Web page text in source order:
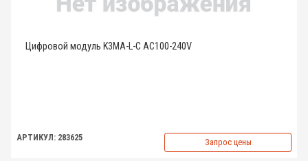
Цифровой модуль K3MA-L-C AC100-240V
АРТИКУЛ: 283625 Запрос цены